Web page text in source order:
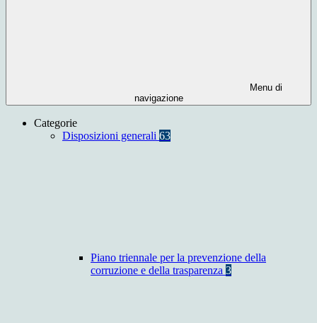
Menu di
navigazione
Categorie
Disposizioni generali 63
Piano triennale per la prevenzione della
corruzione e della trasparenza 3